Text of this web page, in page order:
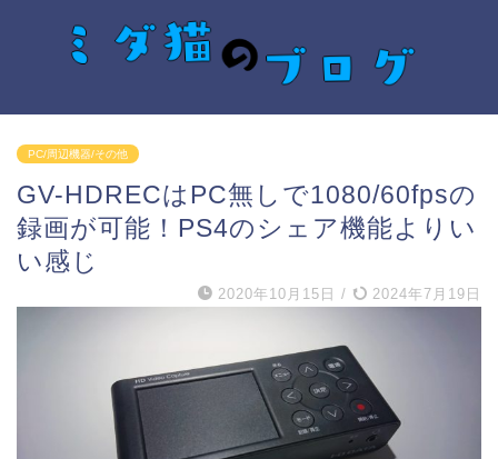
PC/周辺機器/その他
GV-HDRECはPC無しで1080/60fpsの
録画が可能！PS4のシェア機能よりい
い感じ
2020年10月15日 / 2024年7月19日